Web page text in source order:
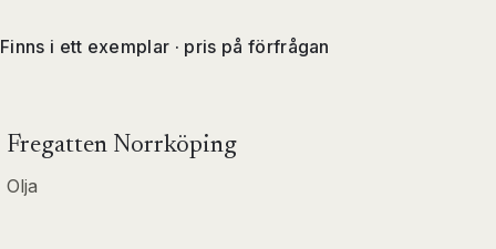
Finns i ett exemplar · pris på förfrågan
Fregatten Norrköping
Olja